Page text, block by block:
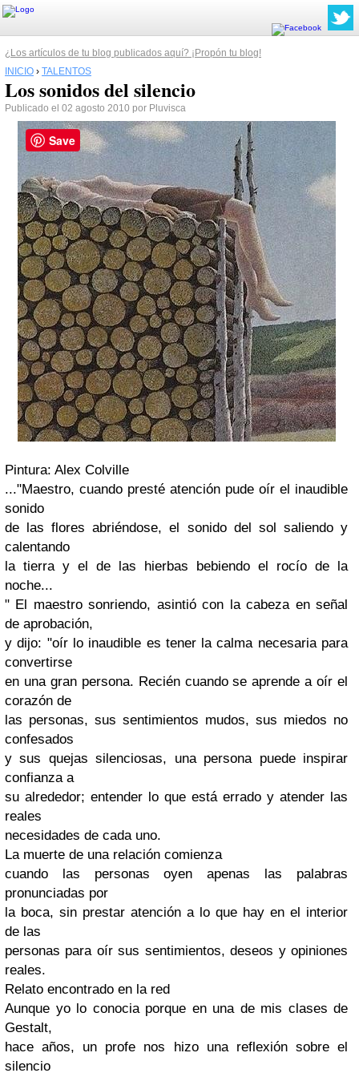
¿Los artículos de tu blog publicados aquí? ¡Propón tu blog!
INICIO › TALENTOS
Los sonidos del silencio
Publicado el 02 agosto 2010 por Pluvisca
Pintura: Alex Colville
..."Maestro, cuando presté atención pude oír el inaudible
sonido
de las flores abriéndose, el sonido del sol saliendo y
calentando
la tierra y el de las hierbas bebiendo el rocío de la
noche...
" El maestro sonriendo, asintió con la cabeza en señal
de aprobación,
y dijo: "oír lo inaudible es tener la calma necesaria para
convertirse
en una gran persona. Recién cuando se aprende a oír el
corazón de
las personas, sus sentimientos mudos, sus miedos no
confesados
y sus quejas silenciosas, una persona puede inspirar
confianza a
su alrededor; entender lo que está errado y atender las
reales
necesidades de cada uno.
La muerte de una relación comienza
cuando las personas oyen apenas las palabras
pronunciadas por
la boca, sin prestar atención a lo que hay en el interior
de las
personas para oír sus sentimientos, deseos y opiniones
reales.
Relato encontrado en la red
Aunque yo lo conocia porque en una de mis clases de
Gestalt,
hace años, un profe nos hizo una reflexión sobre el
silencio
Save